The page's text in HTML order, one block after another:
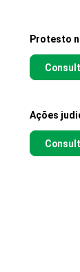
Protesto
Ações